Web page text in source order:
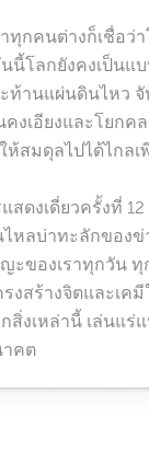
าทุกคนต่างก็เชื่อว่
นนี้โลกยังคงเป็น
ท้านแผ่นดินไหว
งเอียงและโยกค
ห้สมดุลไปได้ไกล
สดงเดี่ยวครั้งที่
ไหลบ่าทะลักของ
ของเราทุกวัน ทุ
งสร้างจิตและเค
สิ่งเหล่านี้ เล่นแร่
าคต